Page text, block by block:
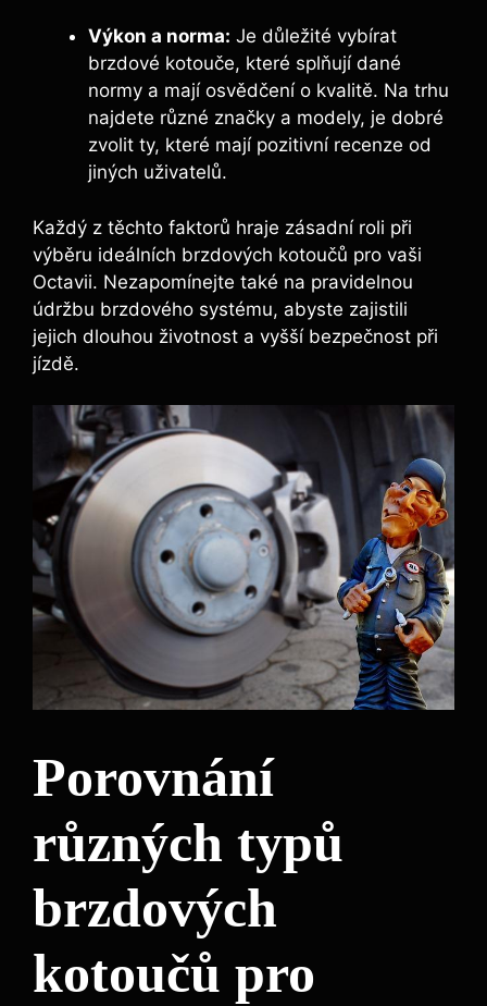
Výkon a norma: Je důležité vybírat
brzdové kotouče, které splňují dané
normy a mají osvědčení o kvalitě. Na trhu
najdete různé značky a modely, je dobré
zvolit ty, které mají pozitivní recenze od
jiných uživatelů.
Každý z těchto faktorů hraje zásadní roli při
výběru ideálních brzdových kotoučů pro vaši
Octavii. Nezapomínejte také na pravidelnou
údržbu brzdového systému, abyste zajistili
jejich dlouhou životnost a vyšší bezpečnost při
jízdě.
Porovnání
různých typů
brzdových
kotoučů pro